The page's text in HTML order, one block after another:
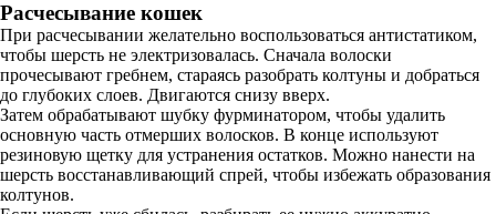
Расчесывание кошек
При расчесывании желательно воспользоваться антистатиком,
чтобы шерсть не электризовалась. Сначала волоски
прочесывают гребнем, стараясь разобрать колтуны и добраться
до глубоких слоев. Двигаются снизу вверх.
Затем обрабатывают шубку фурминатором, чтобы удалить
основную часть отмерших волосков. В конце используют
резиновую щетку для устранения остатков. Можно нанести на
шерсть восстанавливающий спрей, чтобы избежать образования
колтунов.